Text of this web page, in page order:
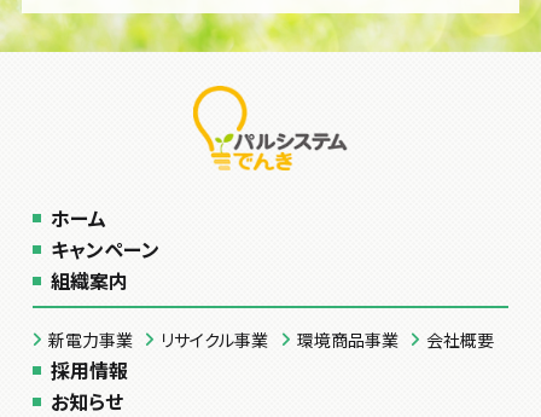
ホーム
キャンペーン
組織案内
新電力事業 リサイクル事業 環境商品事業 会社概要
採用情報
お知らせ